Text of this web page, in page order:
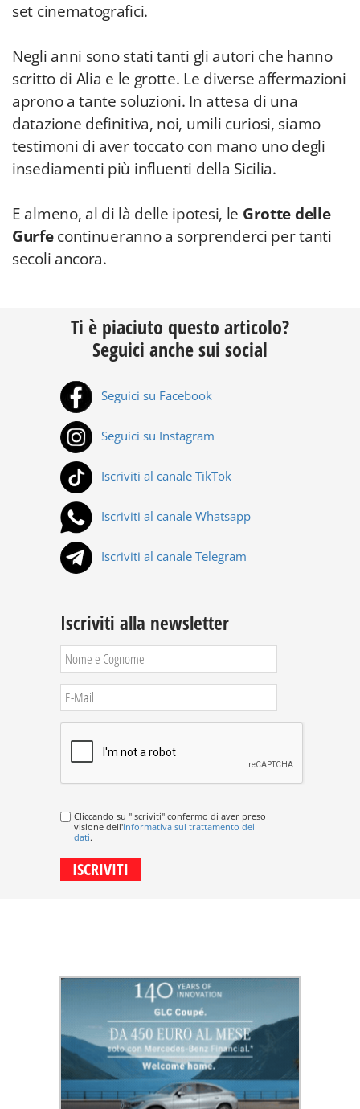
set cinematografici.
Negli anni sono stati tanti gli autori che hanno
scritto di Alia e le grotte. Le diverse affermazioni
aprono a tante soluzioni. In attesa di una
datazione definitiva, noi, umili curiosi, siamo
testimoni di aver toccato con mano uno degli
insediamenti più influenti della Sicilia.
E almeno, al di là delle ipotesi, le Grotte delle
Gurfecontinueranno a sorprenderci per tanti
secoli ancora.
Ti è piaciuto questo articolo?
Seguici anche sui social
Seguici su Facebook
Seguici su Instagram
Iscriviti al canale TikTok
Iscriviti al canale Whatsapp
Iscriviti al canale Telegram
Iscriviti alla newsletter
Cliccando su "Iscriviti" confermo di aver preso
visione dell'informativa sul trattamento dei
dati.